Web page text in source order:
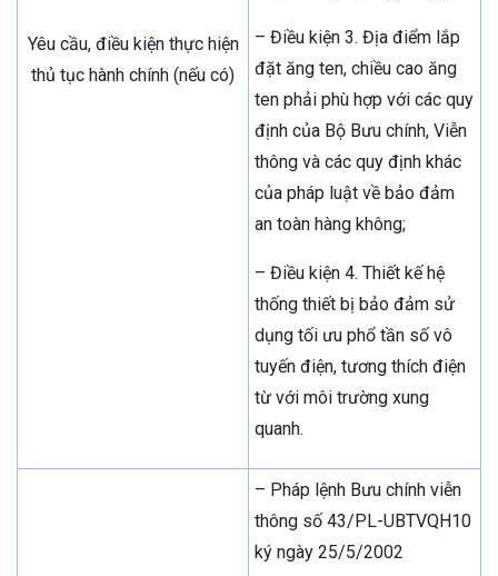
Yêu cầu, điều kiện thực hiện
thủ tục hành chính (nếu có)
– Điều kiện 3. Địa điểm lắp
đặt ăng ten, chiều cao ăng
ten phải phù hợp với các quy
định của Bộ Bưu chính, Viễn
thông và các quy định khác
của pháp luật về bảo đảm
an toàn hàng không;
– Điều kiện 4. Thiết kế hệ
thống thiết bị bảo đảm sử
dụng tối ưu phổ tần số vô
tuyến điện, tương thích điện
từ với môi trường xung
quanh.
– Pháp lệnh Bưu chính viễn
thông số 43/PL-UBTVQH10
ký ngày 25/5/2002